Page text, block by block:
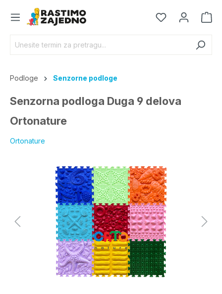
Podloge Senzorne podloge
Senzorna podloga Duga 9 delova
Ortonature
Ortonature